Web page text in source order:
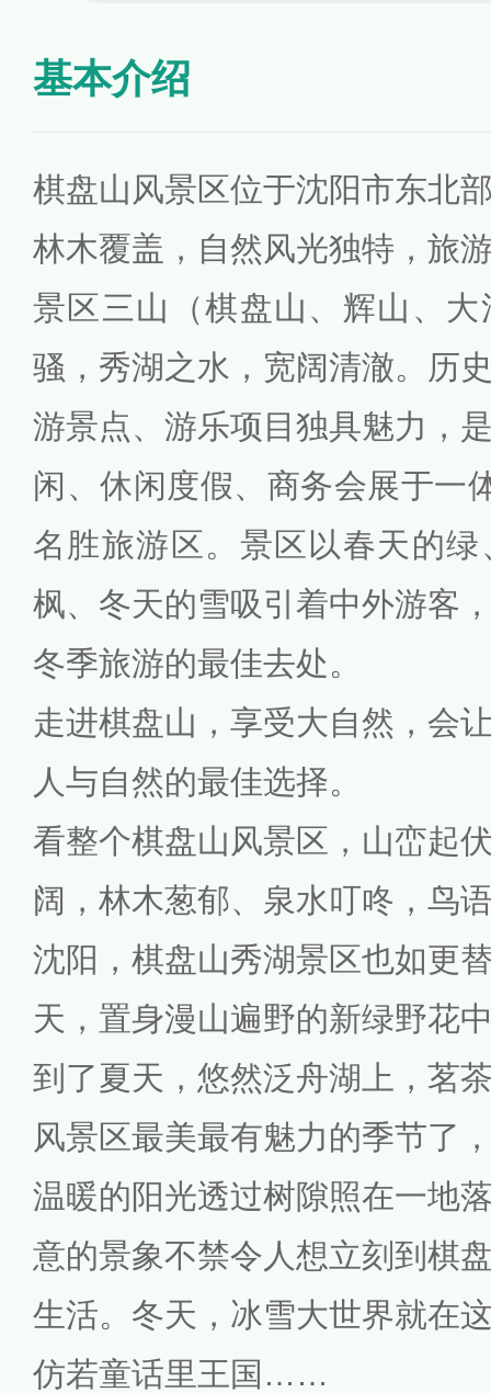
基本介绍
棋盘山风景区位于沈阳市东北
林木覆盖，自然风光独特，旅
景区三山（棋盘山、辉山、
骚，秀湖之水，宽阔清澈。历
游景点、游乐项目独具魅力，
闲、休闲度假、商务会展于一
名胜旅游区。景区以春天的
枫、冬天的雪吸引着中外游客
冬季旅游的最佳去处。
走进棋盘山，享受大自然，会
人与自然的最佳选择。
看整个棋盘山风景区，山峦起
阔，林木葱郁、泉水叮咚，鸟
沈阳，棋盘山秀湖景区也如更
天，置身漫山遍野的新绿野花
到了夏天，悠然泛舟湖上，茗
风景区最美最有魅力的季节了
温暖的阳光透过树隙照在一地
意的景象不禁令人想立刻到棋
生活。冬天，冰雪大世界就在
仿若童话里王国……